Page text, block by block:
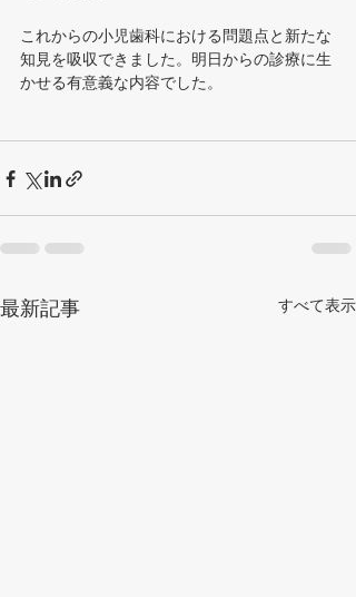
これからの小児歯科における問題点と新たな
知見を吸収できました。明日からの診療に生
かせる有意義な内容でした。
最新記事 すべて表示